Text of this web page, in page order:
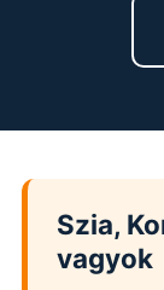
Szia,
vagyok